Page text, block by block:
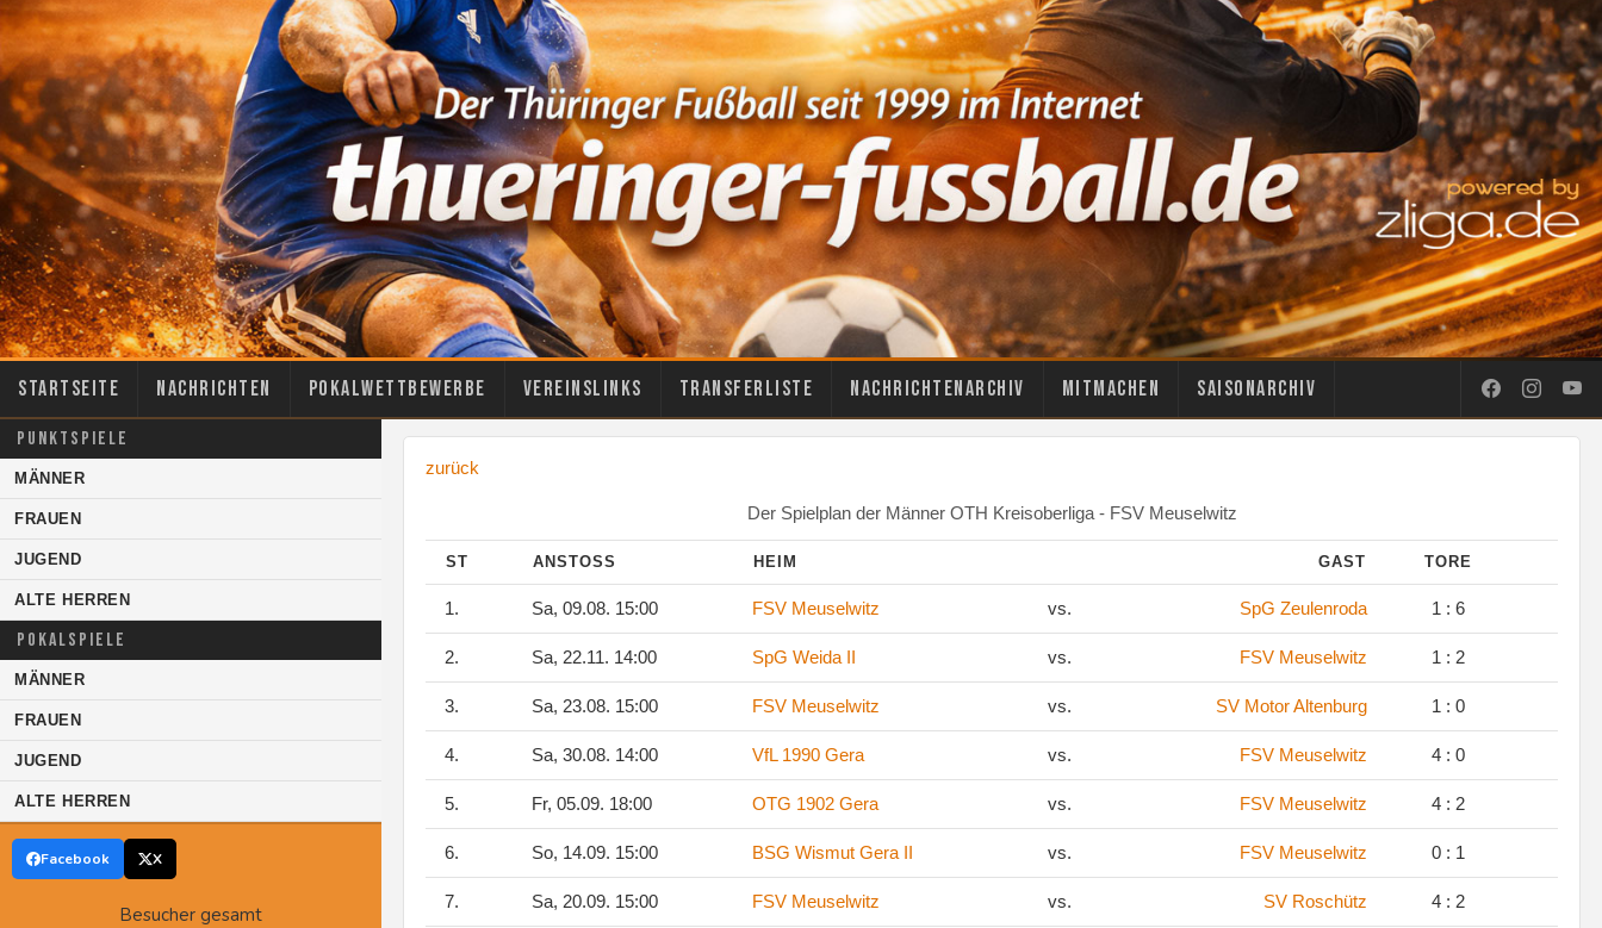
Startseite Nachrichten Pokalwettbewerbe Vereinslinks Transferliste Nachrichtenarchiv Mitmachen Saisonarchiv
PUNKTSPIELE
MÄNNER
FRAUEN
JUGEND
ALTE HERREN
POKALSPIELE
MÄNNER
FRAUEN
JUGEND
ALTE HERREN
Facebook X
Besucher gesamt
zurück
Der Spielplan der Männer OTH Kreisoberliga - FSV Meuselwitz
ST ANSTOSS HEIM GAST TORE
1. Sa, 09.08. 15:00 FSV Meuselwitz vs. SpG Zeulenroda 1 : 6
2. Sa, 22.11. 14:00 SpG Weida II vs. FSV Meuselwitz 1 : 2
3. Sa, 23.08. 15:00 FSV Meuselwitz vs. SV Motor Altenburg 1 : 0
4. Sa, 30.08. 14:00 VfL 1990 Gera vs. FSV Meuselwitz 4 : 0
5. Fr, 05.09. 18:00 OTG 1902 Gera vs. FSV Meuselwitz 4 : 2
6. So, 14.09. 15:00 BSG Wismut Gera II vs. FSV Meuselwitz 0 : 1
7. Sa, 20.09. 15:00 FSV Meuselwitz vs. SV Roschütz 4 : 2